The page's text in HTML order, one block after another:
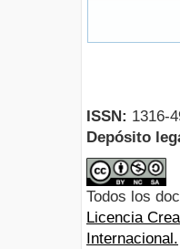
ISSN: 1316-
Depósito
Todos los
Licencia
Internacional.